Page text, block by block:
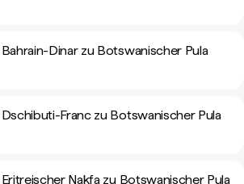
Dinar zu Botswanischer Pula
Franc zu Botswanischer Pula
Nakfa zu Botswanischer Pula